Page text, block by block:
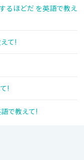
るほどだ を英語で教え
て!
!
で教えて!